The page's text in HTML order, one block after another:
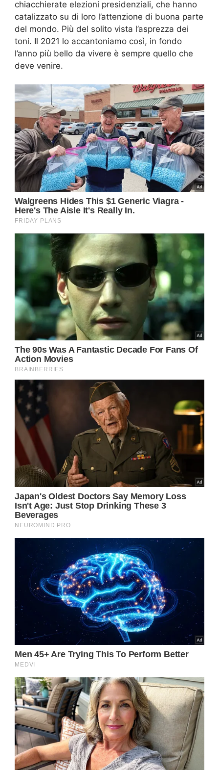
chiacchierate elezioni presidenziali, che hanno
catalizzato su di loro l’attenzione di buona parte
del mondo. Più del solito vista l’asprezza dei
toni. Il 2021 lo accantoniamo così, in fondo
l’anno più bello da vivere è sempre quello che
deve venire.